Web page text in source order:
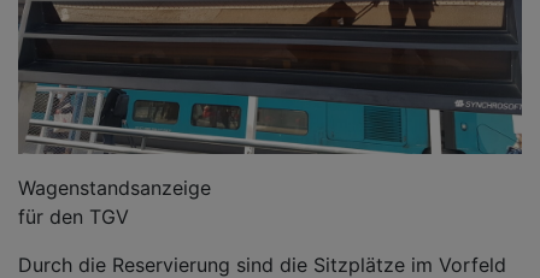
Wagenstandsanzeige
für den TGV
Durch die Reservierung sind die Sitzplätze im Vorfeld